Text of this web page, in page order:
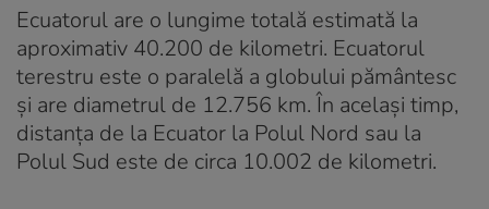
Ecuatorul are o lungime totală estimată la
aproximativ 40.200 de kilometri. Ecuatorul
terestru este o paralelă a globului pământesc
și are diametrul de 12.756 km. În același timp,
distanța de la Ecuator la Polul Nord sau la
Polul Sud este de circa 10.002 de kilometri.